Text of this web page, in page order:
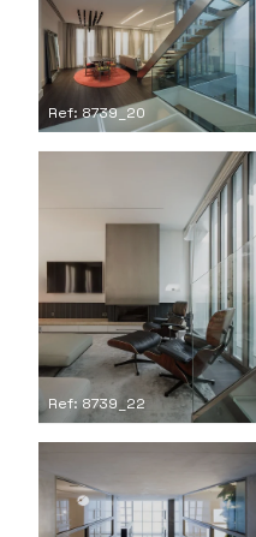
Ref: 8739_20
Ref: 8739_22